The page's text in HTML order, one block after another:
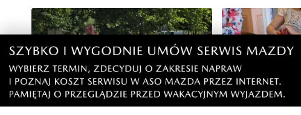
NOWE NOWE